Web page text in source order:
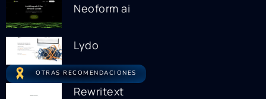
Neoform ai
Lydo
OTRAS RECOMENDACIONES
Rewritext